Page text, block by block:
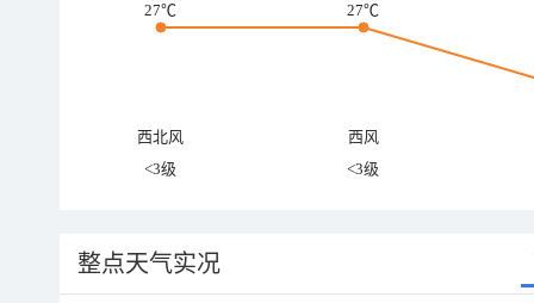
27℃ 27℃
西北风
西风
<3级
<3级
整点天气实况